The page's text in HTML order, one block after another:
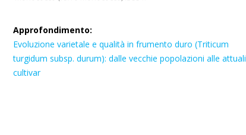
Approfondimento:
Evoluzione varietale e qualità in frumento duro (Triticum
turgidum subsp. durum): dalle vecchie popolazioni alle attuali
cultivar